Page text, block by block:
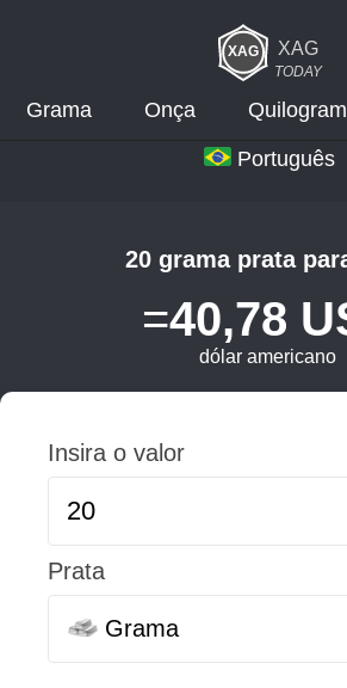
XAG
TODAY
Grama Onça
Português
20 grama prata
=40,78
dólar americano
Insira o valor
Prata
Grama